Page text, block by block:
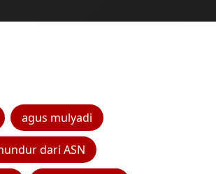
agus mulyadi
dari ASN